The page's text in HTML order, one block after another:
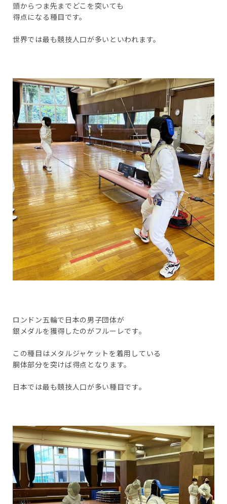
頭からつま先までどこを突いても
得点になる種目です。
世界では最も競技人口が多いといわれます。
ロンドン五輪で日本の男子団体が
銀メダルを獲得したのがフルーレです。
この種目はメタルジャケットを着用している
胴体部分を突けば得点となります。
日本では最も競技人口が多い種目です。